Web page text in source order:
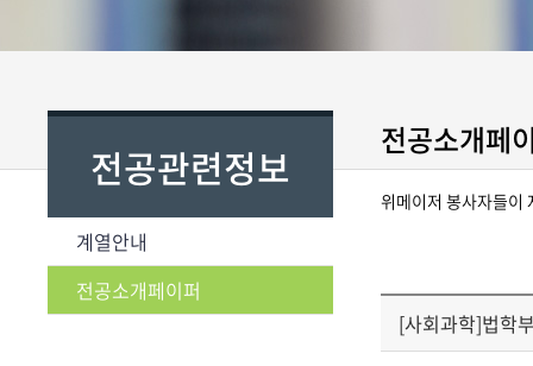
전공관련정보
계열안내
전공소개페이퍼
전공소개페
위메이저 봉사자들이
[사회과학]법학